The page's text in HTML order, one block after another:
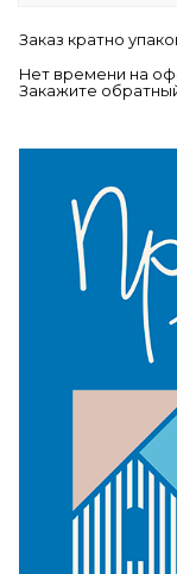
Заказ кратно
Нет времени на
Закажите